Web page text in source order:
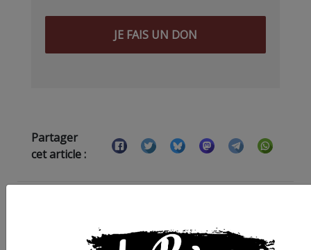
JE FAIS UN DON
Partager
cet article :
ARTICLE SUIVANT :